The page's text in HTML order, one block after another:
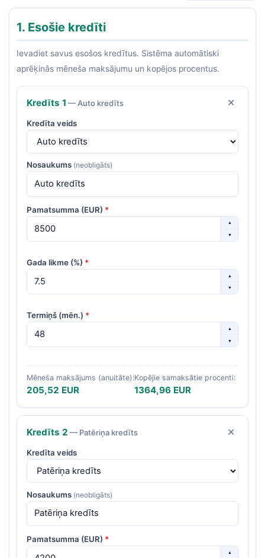
1. Esošie kredīti
Ievadiet savus esošos kredītus. Sistēma automātiski
aprēķinās mēneša maksājumu un kopējos procentus.
Kredīts 1 — Auto kredīts ✕
Kredīta veids
Nosaukums (neobligāts)
Pamatsumma (EUR) *
▲
▼
Gada likme (%) *
▲
▼
Termiņš (mēn.) *
▲
▼
Mēneša maksājums (anuitāte):
205,52 EUR
Kopējie samaksātie procenti:
1364,96 EUR
Kredīts 2 — Patēriņa kredīts ✕
Kredīta veids
Nosaukums (neobligāts)
Pamatsumma (EUR) *
▲